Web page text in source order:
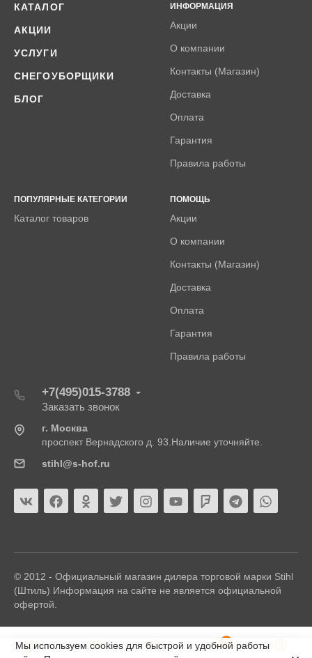
КАТАЛОГ
АКЦИИ
УСЛУГИ
СНЕГОУБОРЩИКИ
БЛОГ
ИНФОРМАЦИЯ
Акции
О компании
Контакты (Магазин)
Доставка
Оплата
Гарантия
Правила работы
ПОПУЛЯРНЫЕ КАТЕГОРИИ
Каталог товаров
ПОМОЩЬ
Акции
О компании
Контакты (Магазин)
Доставка
Оплата
Гарантия
Правила работы
+7(495)015-3788
Заказать звонок
г. Москва
проспект Вернадского д. 93.Наличие уточняйте.
stihl@s-hof.ru
© 2012 - Официальный магазин дилера торговой марки Stihl
(Штиль) Информация на сайте не является официальной
офертой.
Мы используем cookies для быстрой и удобной работы